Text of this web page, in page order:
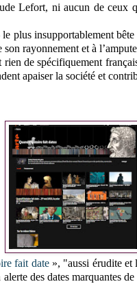
Lefort, ni aucun de ceux
le plus insupportablement
rayonnement et à
de spécifiquement
apaiser la société et
fait date», "aussi érudite et
des dates marquantes